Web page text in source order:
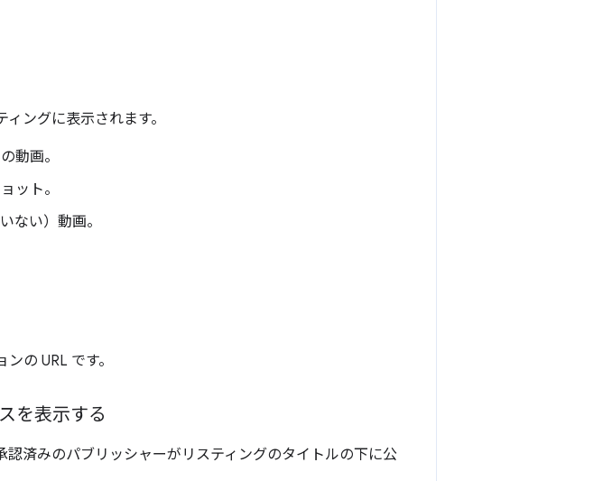
ングに表示されます。
動画。
ット。
ない）動画。
の URL です。
を表示する
済みのパブリッシャーがリスティングのタイトルの下に公